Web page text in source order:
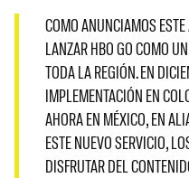
COMO ANUNCIAMOS
LANZAR HBO GO COMO
TODA LA REGIÓN. EN
IMPLEMENTACIÓN EN
AHORA EN MÉXICO, EN
ESTE NUEVO SERVICIO,
DISFRUTAR DEL